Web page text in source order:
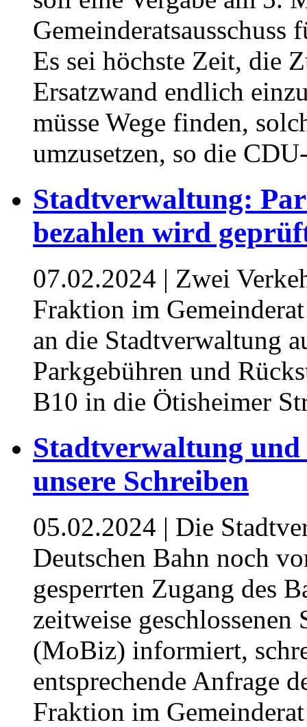
Es sei höchste Zeit, die
Ersatzwand endlich
müsse Wege finden,
umzusetzen, so die
Stadtverwaltung:
bezahlen wird
07.02.2024 | Zwei
Fraktion im
an die Stadtverwaltung
Parkgebühren und
B10 in die Ötisheimer
Stadtverwaltung
unsere Schreiben
05.02.2024 | Die
Deutschen Bahn noch
gesperrten Zugang des
zeitweise
(MoBiz) informiert,
entsprechende Anfrage
Fraktion im